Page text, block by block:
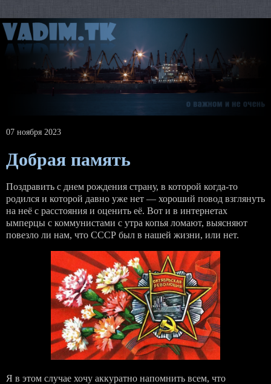
07 ноября 2023
Добрая память
Поздравить с днем рождения страну, в которой когда-то
родился и которой давно уже нет — хороший повод взглянуть
на неё с расстояния и оценить её. Вот и в интернетах
ымперцы с коммунистами с утра копья ломают, выясняют
повезло ли нам, что СССР был в нашей жизни, или нет.
Я в этом случае хочу аккуратно напомнить всем, что